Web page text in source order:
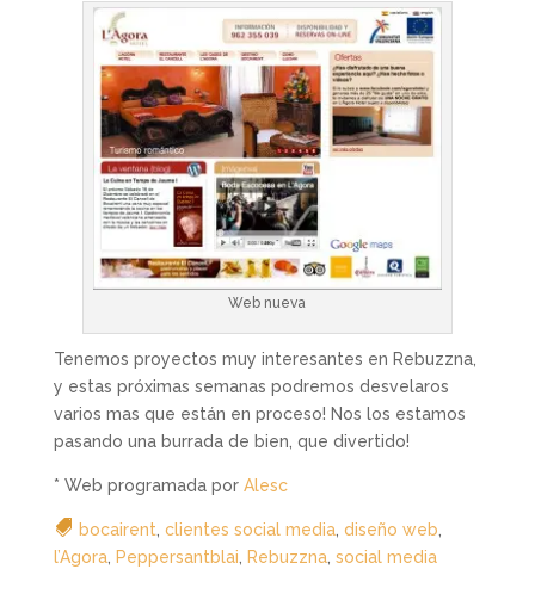
Web nueva
Tenemos proyectos muy interesantes en Rebuzzna,
y estas próximas semanas podremos desvelaros
varios mas que están en proceso! Nos los estamos
pasando una burrada de bien, que divertido!
* Web programada por Alesc
bocairent, clientes social media, diseño web
l’Agora, Peppersantblai Rebuzzna, social media